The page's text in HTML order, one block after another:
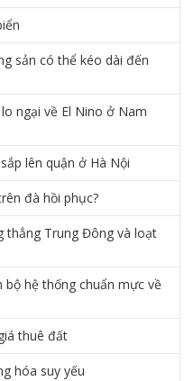
sản có thể kéo dài đến
ngại về El Nino ở Nam
lên quận ở Hà Nội
đà hồi phục?
thẳng Trung Đông và loạt
hệ thống chuẩn mực về
thuê đất
hóa suy yếu